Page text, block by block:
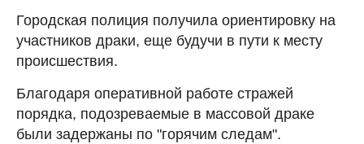
Городская полиция получила ориентировку на
участников драки, еще будучи в пути к месту
происшествия.
Благодаря оперативной работе стражей
порядка, подозреваемые в массовой драке
были задержаны по "горячим следам".